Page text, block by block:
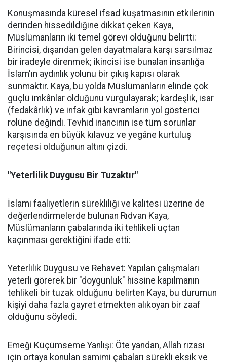
Konuşmasında küresel ifsad kuşatmasının etkilerinin
derinden hissedildiğine dikkat çeken Kaya,
Müslümanların iki temel görevi olduğunu belirtti:
Birincisi, dışarıdan gelen dayatmalara karşı sarsılmaz
bir iradeyle direnmek; ikincisi ise bunalan insanlığa
İslam'ın aydınlık yolunu bir çıkış kapısı olarak
sunmaktır. Kaya, bu yolda Müslümanların elinde çok
güçlü imkânlar olduğunu vurgulayarak; kardeşlik, isar
(fedakârlık) ve infak gibi kavramların yol gösterici
rolüne değindi. Tevhid inancının ise tüm sorunlar
karşısında en büyük kılavuz ve yegâne kurtuluş
reçetesi olduğunun altını çizdi.
"Yeterlilik Duygusu Bir Tuzaktır"
İslami faaliyetlerin sürekliliği ve kalitesi üzerine de
değerlendirmelerde bulunan Rıdvan Kaya,
Müslümanların çabalarında iki tehlikeli uçtan
kaçınması gerektiğini ifade etti:
Yeterlilik Duygusu ve Rehavet: Yapılan çalışmaları
yeterli görerek bir "doygunluk" hissine kapılmanın
tehlikeli bir tuzak olduğunu belirten Kaya, bu durumun
kişiyi daha fazla gayret etmekten alıkoyan bir zaaf
olduğunu söyledi.
Emeği Küçümseme Yanlışı: Öte yandan, Allah rızası
için ortaya konulan samimi çabaları sürekli eksik ve